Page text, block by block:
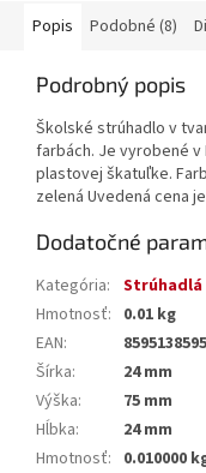
Popis Podobné (8)
Podrobný popis
Školské strúhadlo v
farbách. Je vyrobené v
plastovej škatuľke.
zelená Uvedená cena
Dodatočné
Kategória: Strúhadlá
Hmotnosť: 0.01 kg
EAN:
Šírka:
24 mm
Výška:
75 mm
Hĺbka:
24 mm
Hmotnosť: 0.010000